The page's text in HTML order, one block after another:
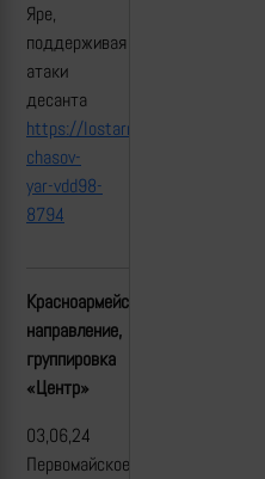
Яре,
поддерживая
атаки
десанта
https://lostarmour.info/news/tos-
chasov-
yar-vdd98-
8794
Красноармейское(Покровское)
направление,
группировка
«Центр»
03,06,24
Первомайское